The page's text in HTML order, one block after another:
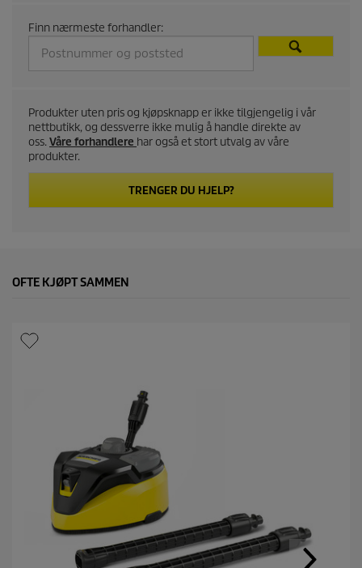
c
t
p
r
i
c
Finn nærmeste forhandler:
Produkter uten pris og kjøpsknapp er ikke tilgjengelig i vår
nettbutikk, og dessverre ikke mulig å handle direkte av
oss.Våre forhandlere har også et stort utvalg av våre
produkter.
TRENGER DU HJELP?
OFTE KJØPT SAMMEN